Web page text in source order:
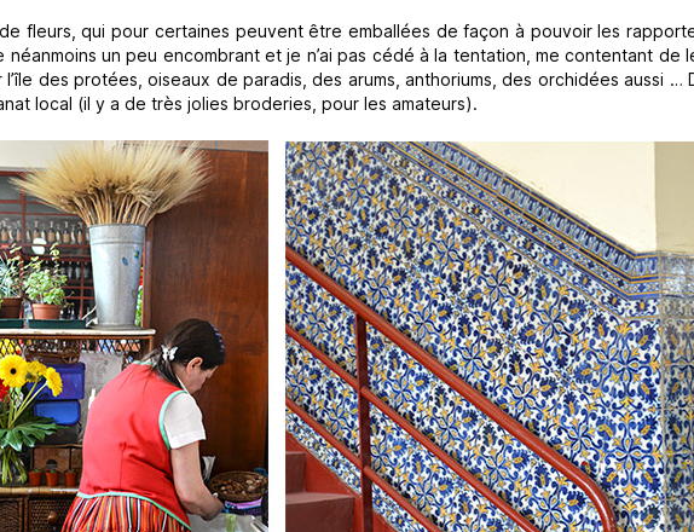
fleurs, qui pour certaines peuvent être emballées de façon à pouvoir les
un peu encombrant et je n’ai pas cédé à la tentation, me contentant de
des protées, oiseaux de paradis, des arums, anthoriums, des orchidées aussi …
local (il y a de très jolies broderies, pour les amateurs).